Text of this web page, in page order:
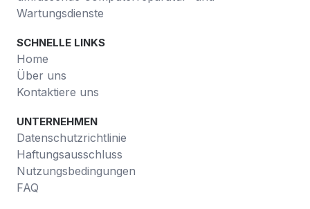
Wartungsdienste
SCHNELLE LINKS
Home
Über uns
Kontaktiere uns
UNTERNEHMEN
Datenschutzrichtlinie
Haftungsausschluss
Nutzungsbedingungen
FAQ